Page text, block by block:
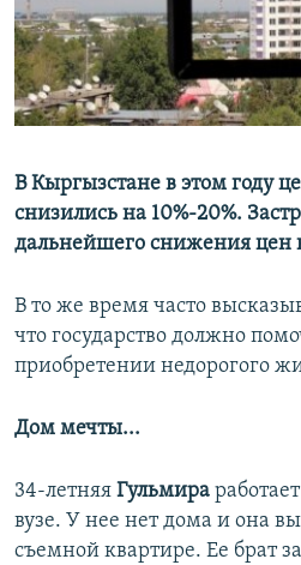
В Кыргызстане в этом году
снизились на 10%-20%.
дальнейшего снижения цен
В то же время часто
что государство должно
приобретении недорогого
Дом мечты...
34-летняя Гульмира
вузе. У нее нет дома и она
съемной квартире. Ее брат